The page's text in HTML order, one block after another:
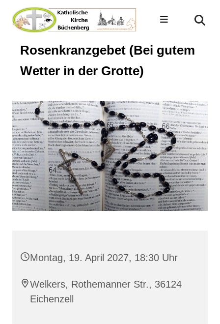
Rosenkranzgebet (Bei gutem
Wetter in der Grotte)
Montag, 19. April 2027, 18:30 Uhr
Welkers, Rothemanner Str., 36124
Eichenzell